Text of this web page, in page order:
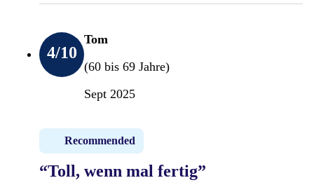
4/10
Tom
(60 bis 69 Jahre)
Sept 2025
Recommended
“Toll, wenn mal fertig”